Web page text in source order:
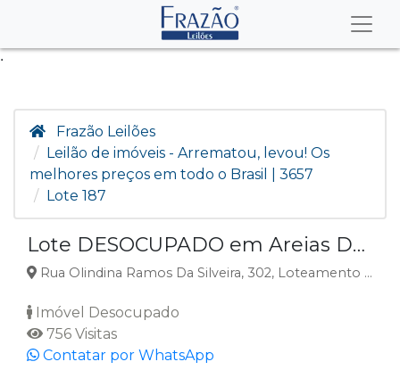
.
Frazão Leilões
Leilão de imóveis - Arrematou, levou! Os
melhores preços em todo o Brasil | 3657
Lote 187
Lote DESOCUPADO em Areias De Baixo, Governador Celso Ramos, SC
Rua Olindina Ramos Da Silveira, 302, Loteamento Nova Governador Celso Ramos - Sul, Areias De Baixo, Governador Celso Ramos, SC
Imóvel Desocupado
756 Visitas
Contatar por WhatsApp